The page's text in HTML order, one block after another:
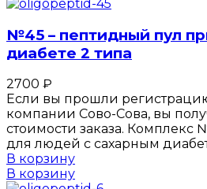
№45 – пептидный пул
диабете 2 типа
2700 ₽
Если вы прошли
компании Сово-Сова, вы
стоимости заказа. Комплекс
для людей с сахарным
В корзину
В корзину